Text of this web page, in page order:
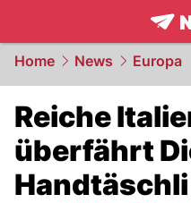
Home News Europa
Reiche
überfährt
Handtäschli